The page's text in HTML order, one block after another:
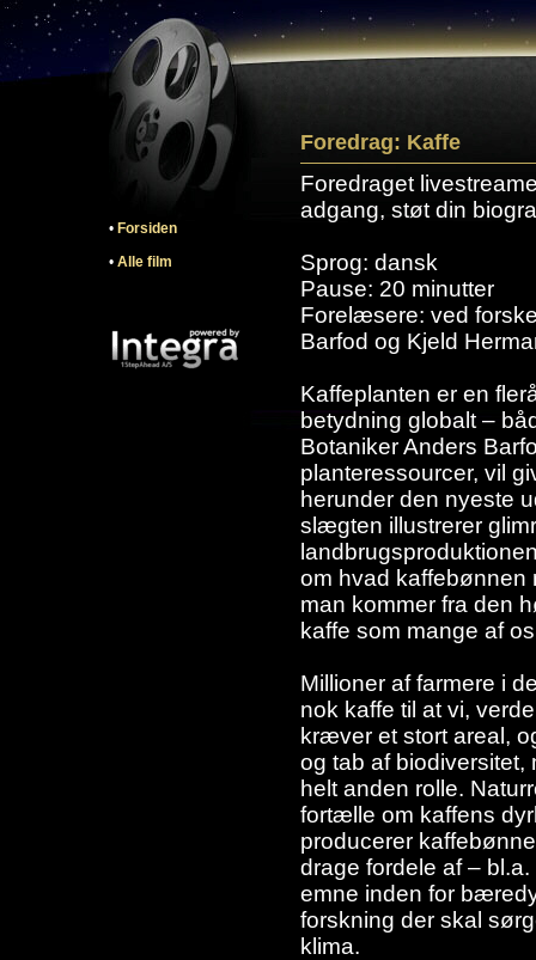
• Forsiden
• Alle film
Foredrag: Kaffe
Foredraget
adgang, støt din
Sprog: dansk
Pause: 20 minutter
Forelæsere: ved
Barfod og Kjeld
Kaffeplanten er en
betydning globalt –
Botaniker Anders
planteressourcer, vil
herunder den nyeste
slægten illustrerer
om hvad kaffebønnen
man kommer fra den
kaffe som mange af
Millioner af farmere i
nok kaffe til at vi,
kræver et stort areal,
og tab af biodiversitet,
helt anden rolle.
fortælle om kaffens
producerer
drage fordele af –
emne inden for
forskning der skal
klima.